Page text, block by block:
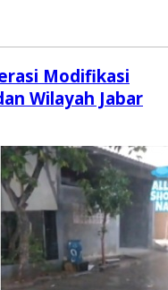
Modifikasi
Wilayah Jabar